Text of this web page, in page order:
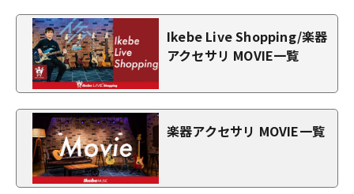
Ikebe Live Shopping/楽器
アクセサリ MOVIE一覧
楽器アクセサリ MOVIE一覧